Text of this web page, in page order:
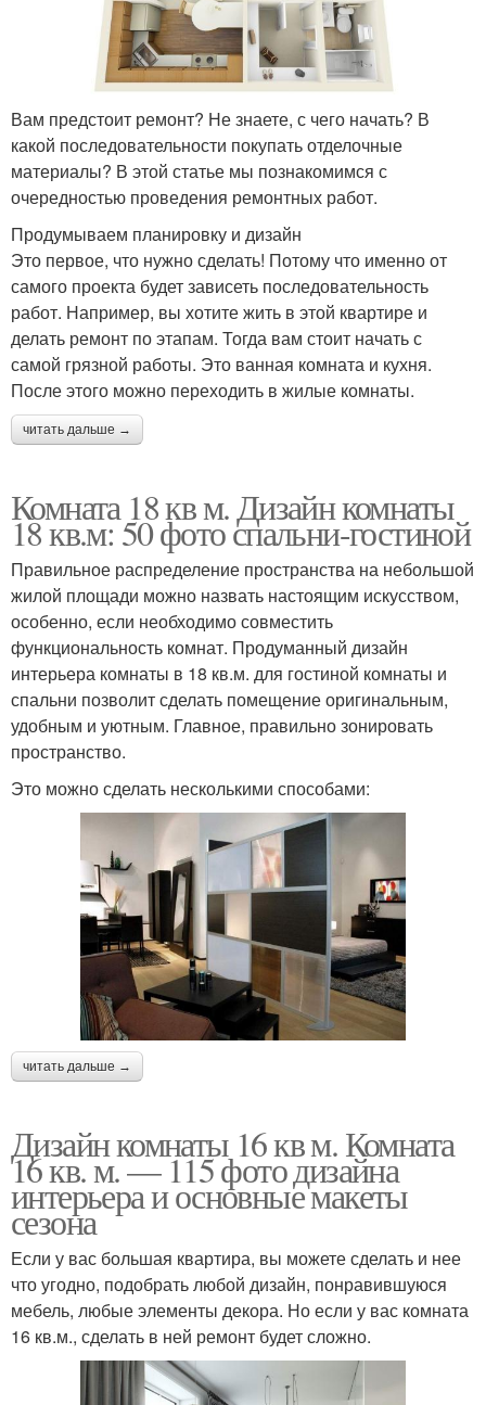
Вам предстоит ремонт? Не знаете, с чего начать? В
какой последовательности покупать отделочные
материалы? В этой статье мы познакомимся с
очередностью проведения ремонтных работ.
Продумываем планировку и дизайн
Это первое, что нужно сделать! Потому что именно от
самого проекта будет зависеть последовательность
работ. Например, вы хотите жить в этой квартире и
делать ремонт по этапам. Тогда вам стоит начать с
самой грязной работы. Это ванная комната и кухня.
После этого можно переходить в жилые комнаты.
читать дальше →
Комната 18 кв м. Дизайн комнаты
18 кв.м: 50 фото спальни-гостиной
Правильное распределение пространства на небольшой
жилой площади можно назвать настоящим искусством,
особенно, если необходимо совместить
функциональность комнат. Продуманный дизайн
интерьера комнаты в 18 кв.м. для гостиной комнаты и
спальни позволит сделать помещение оригинальным,
удобным и уютным. Главное, правильно зонировать
пространство.
Это можно сделать несколькими способами:
читать дальше →
Дизайн комнаты 16 кв м. Комната
16 кв. м. — 115 фото дизайна
интерьера и основные макеты
сезона
Если у вас большая квартира, вы можете сделать и нее
что угодно, подобрать любой дизайн, понравившуюся
мебель, любые элементы декора. Но если у вас комната
16 кв.м., сделать в ней ремонт будет сложно.